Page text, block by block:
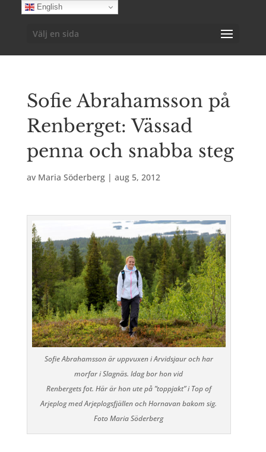
Välj en sida
Sofie Abrahamsson på
Renberget: Vässad
penna och snabba steg
av Maria Söderberg| aug 5, 2012
Sofie Abrahamsson är uppvuxen i Arvidsjaur och har
morfar i Slagnäs. Idag bor hon vid
Renbergets fot. Här är hon ute på ”toppjakt” i Top of
Arjeplog med Arjeplogsfjällen och Hornavan bakom sig.
Foto Maria Söderberg
English